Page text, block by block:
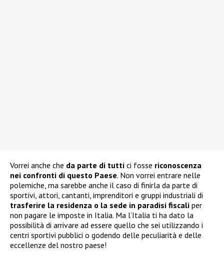
Vorrei anche che da parte di tutti ci fosse riconoscenza
nei confronti di questo Paese. Non vorrei entrare nelle
polemiche, ma sarebbe anche il caso di finirla da parte di
sportivi, attori, cantanti, imprenditori e gruppi industriali di
trasferire la residenza o la sede in paradisi fiscali per
non pagare le imposte in Italia. Ma l’Italia ti ha dato la
possibilità di arrivare ad essere quello che sei utilizzando i
centri sportivi pubblici o godendo delle peculiarità e delle
eccellenze del nostro paese!